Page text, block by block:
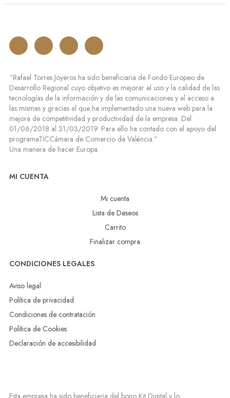
“Rafael Torres Joyeros ha sido beneficiaria de Fondo Europeo de
Desarrollo Regional cuyo objetivo es mejorar el uso y la calidad de las
tecnologías de la información y de las comunicaciones y el acceso a
las mismas y gracias al que ha implementado una nueva web para la
mejora de competitividad y productividad de la empresa. Del
01/06/2018 al 31/03/2019. Para ello ha contado con el apoyo del
programaTICCámara de Comercio de Valéncia.”
Una manera de hacer Europa.
MI CUENTA
Mi cuenta
Lista de Deseos
Carrito
Finalizar compra
CONDICIONES LEGALES
Aviso legal
Política de privacidad
Condiciones de contratación
Política de Cookies
Declaración de accesibilidad